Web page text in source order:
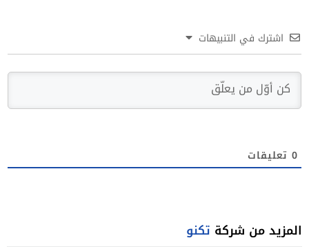
اشترك في التنبيهات
0 تعليقات
المزيد من شركة تكنو